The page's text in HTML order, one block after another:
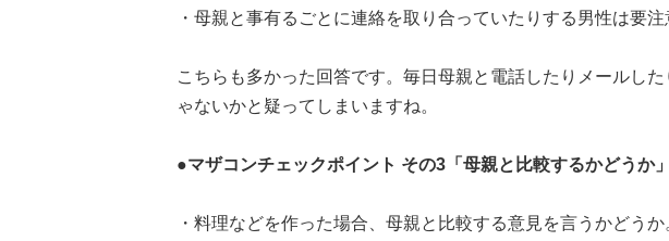
・母親と事有るごとに連絡を取り合っていたりする男性は要
こちらも多かった回答です。毎日母親と電話したりメールし
ゃないかと疑ってしまいますね。
●マザコンチェックポイント その3「母親と比較するかどうか」
・料理などを作った場合、母親と比較する意見を言うかどう